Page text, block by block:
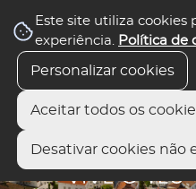
Este site utiliza cookies
experiência. Política de
Personalizar cookies
Aceitar todos os
Desativar cookies não